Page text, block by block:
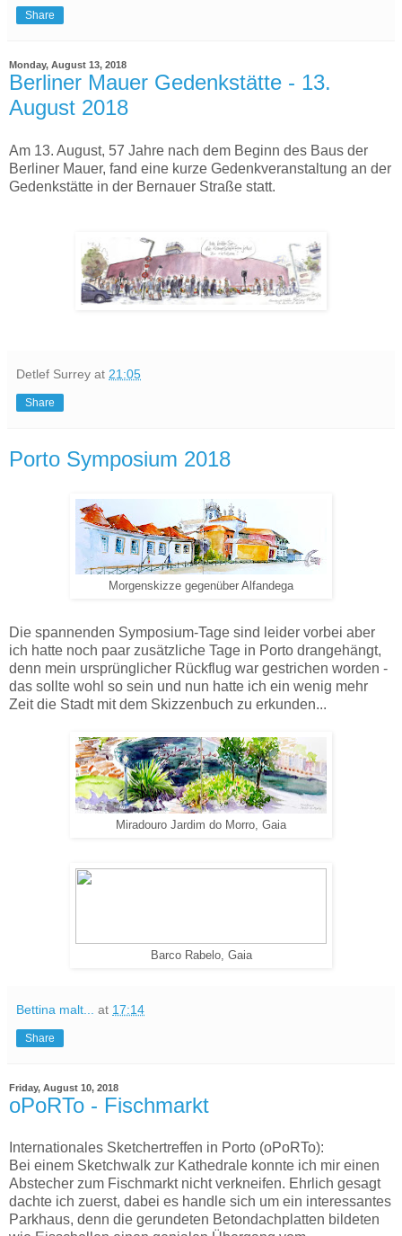
Share
Monday, August 13, 2018
Berliner Mauer Gedenkstätte - 13.
August 2018
Am 13. August, 57 Jahre nach dem Beginn des Baus der
Berliner Mauer, fand eine kurze Gedenkveranstaltung an der
Gedenkstätte in der Bernauer Straße statt.
Detlef Surrey at 21:05
Share
Porto Symposium 2018
Morgenskizze gegenüber Alfandega
Die spannenden Symposium-Tage sind leider vorbei aber
ich hatte noch paar zusätzliche Tage in Porto drangehängt,
denn mein ursprünglicher Rückflug war gestrichen worden -
das sollte wohl so sein und nun hatte ich ein wenig mehr
Zeit die Stadt mit dem Skizzenbuch zu erkunden...
Miradouro Jardim do Morro, Gaia
Barco Rabelo, Gaia
Bettina malt... at 17:14
Share
Friday, August 10, 2018
oPoRTo - Fischmarkt
Internationales Sketchertreffen in Porto (oPoRTo):
Bei einem Sketchwalk zur Kathedrale konnte ich mir einen
Abstecher zum Fischmarkt nicht verkneifen. Ehrlich gesagt
dachte ich zuerst, dabei es handle sich um ein interessantes
Parkhaus, denn die gerundeten Betondachplatten bildeten